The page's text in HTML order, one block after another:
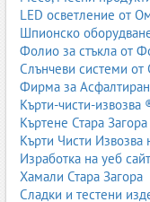
LED осветление от
Шпионско
Фолио за стъкла от
Слънчеви системи от
Фирма за
Кърти-чисти-извозва
Къртене Стара Загора
Кърти Чисти
Изработка на уеб
Хамали Стара Загора
Сладки и тестени